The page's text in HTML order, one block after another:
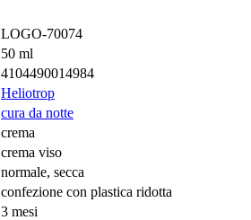
LOGO-70074
50 ml
4104490014984
Heliotrop
cura da notte
crema
crema viso
normale, secca
confezione con plastica ridotta
3 mesi